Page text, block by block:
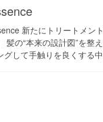
新たにトリートメン
髪の“本来の設計図”を整
グして手触りを良くする